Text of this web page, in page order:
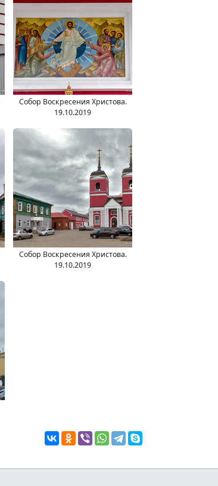
Собор Воскресения Христова.
19.10.2019
Собор Воскресения Христова.
19.10.2019